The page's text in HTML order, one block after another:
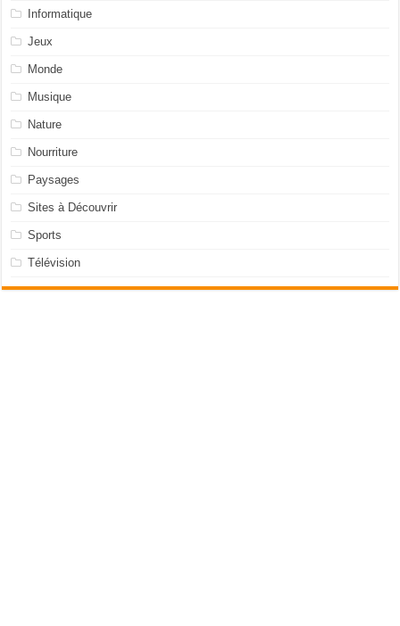
Informatique
Jeux
Monde
Musique
Nature
Nourriture
Paysages
Sites à Découvrir
Sports
Télévision